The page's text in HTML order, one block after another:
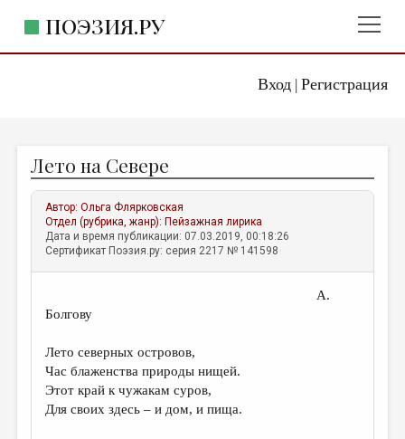
Вход| Регистрация
ПОЭЗИЯ.РУ
ЖАНРЫ
АВТОРЫ
КОММЕНТАРИИ
ЛИТСАЛОН
ОТДЕЛЫ И РУБРИКИ
ИЗБРАННОЕ
Лето на Севере
Автор:Ольга Флярковская
Отдел (рубрика, жанр): Пейзажная лирика
Дата и время публикации: 07.03.2019, 00:18:26
Сертификат Поэзия.ру: серия 2217 № 141598
А.
Болгову
Лето северных островов,
Час блаженства природы нищей.
Этот край к чужакам суров,
Для своих здесь – и дом, и пища.